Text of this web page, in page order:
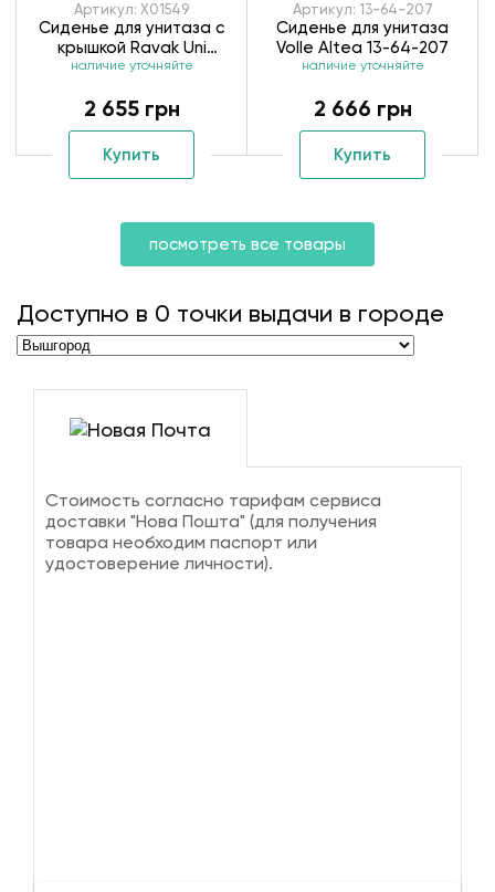
Артикул: X01549
Сиденье для унитаза с
крышкой Ravak Uni
Chrome X01549
наличие уточняйте
2 655 грн
Купить
Артикул: 13-64-207
Сиденье для унитаза
Volle Altea 13-64-207
наличие уточняйте
2 666 грн
Купить
посмотреть все товары
Доступно в 0 точки выдачи в городе
Стоимость согласно тарифам сервиса
доставки "Нова Пошта" (для получения
товара необходим паспорт или
удостоверение личности).